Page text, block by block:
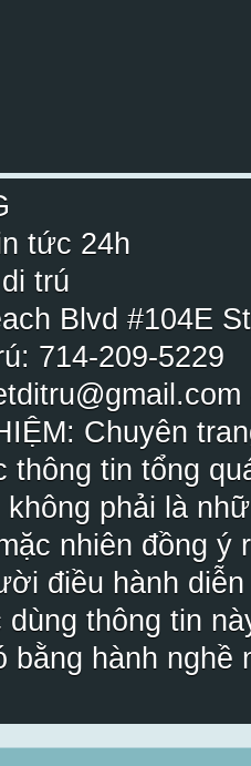
tức 24h
trú
Blvd #104E
714-209-5229
Chuyên
thông tin tổng
không phải là
nhiên đồng ý
điều hành
thông tin
bằng hành